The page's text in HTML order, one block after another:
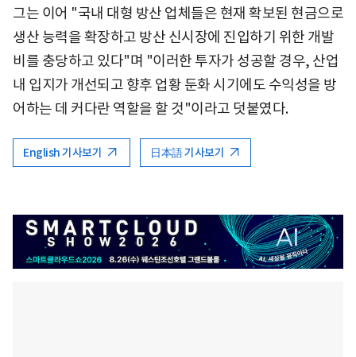
그는 이어 "국내 대형 방산 업체들은 현재 확보된 현금으로
생산 능력을 확장하고 방산 신시장에 진입하기 위한 개발
비를 충당하고 있다"며 "이러한 투자가 성공할 경우, 산업
내 입지가 개선되고 향후 업황 둔화 시기에도 수익성을 방
어하는 데 커다란 역할을 할 것"이라고 덧붙였다.
English 기사보기 日本語 기사보기